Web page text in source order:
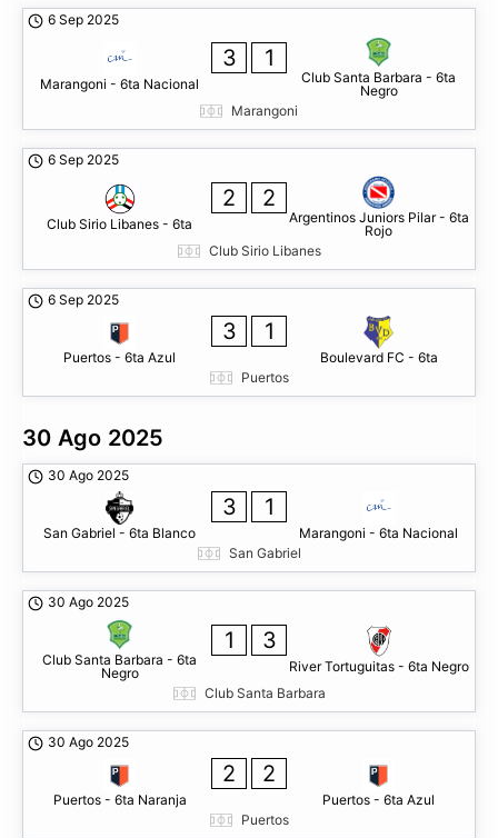
6 Sep 2025
Marangoni - 6ta Nacional
3 1
Club Santa Barbara - 6ta
Negro
Marangoni
6 Sep 2025
Club Sirio Libanes - 6ta
2 2
Argentinos Juniors Pilar - 6ta
Rojo
Club Sirio Libanes
6 Sep 2025
Puertos - 6ta Azul
3 1
Boulevard FC - 6ta
Puertos
30 Ago 2025
30 Ago 2025
San Gabriel - 6ta Blanco
3 1
Marangoni - 6ta Nacional
San Gabriel
30 Ago 2025
Club Santa Barbara - 6ta
Negro
1 3
River Tortuguitas - 6ta Negro
Club Santa Barbara
30 Ago 2025
Puertos - 6ta Naranja
2 2
Puertos - 6ta Azul
Puertos